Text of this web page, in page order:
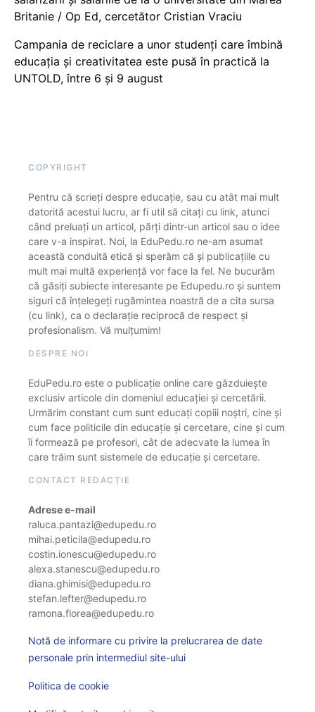
Britanie / Op Ed, cercetător Cristian Vraciu
Campania de reciclare a unor studenți care îmbină
educația și creativitatea este pusă în practică la
UNTOLD, între 6 și 9 august
COPYRIGHT
Pentru că scrieți despre educație, sau cu atât mai mult
datorită acestui lucru, ar fi util să citați cu link, atunci
când preluați un articol, părți dintr-un articol sau o idee
care v-a inspirat. Noi, la EduPedu.ro ne-am asumat
această conduită etică și sperăm că și publicațiile cu
mult mai multă experiență vor face la fel. Ne bucurăm
că găsiți subiecte interesante pe Edupedu.ro și suntem
siguri că înțelegeți rugămintea noastră de a cita sursa
(cu link), ca o declarație reciprocă de respect și
profesionalism. Vă mulțumim!
DESPRE NOI
EduPedu.ro este o publicație online care găzduiește
exclusiv articole din domeniul educației și cercetării.
Urmărim constant cum sunt educați copiii noștri, cine și
cum face politicile din educație și cercetare, cine și cum
îi formează pe profesori, cât de adecvate la lumea în
care trăim sunt sistemele de educație și cercetare.
CONTACT REDACȚIE
Adrese e-mail
raluca.pantazi@edupedu.ro
mihai.peticila@edupedu.ro
costin.ionescu@edupedu.ro
alexa.stanescu@edupedu.ro
diana.ghimisi@edupedu.ro
stefan.lefter@edupedu.ro
ramona.florea@edupedu.ro
Notă de informare cu privire la prelucrarea de date
personale prin intermediul site-ului
Politica de cookie